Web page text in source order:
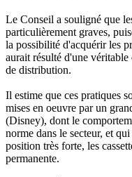
Le Conseil a souligné que
particulièrement graves,
la possibilité d'acquérir les
aurait résulté d'une
de distribution.
Il estime que ces pratiques
mises en oeuvre par un
(Disney), dont le
norme dans le secteur, et
position très forte, les
permanente.